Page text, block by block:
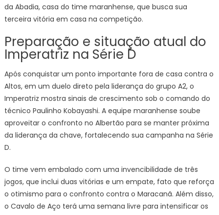
Informações
do
da
Série
da Abadia, casa do time maranhense, que busca sua
terceira vitória em casa na competição.
Preparação e situação atual do
Imperatriz na Série D
Após conquistar um ponto importante fora de casa contra o
Altos, em um duelo direto pela liderança do grupo A2, o
Imperatriz mostra sinais de crescimento sob o comando do
técnico Paulinho Kobayashi. A equipe maranhense soube
aproveitar o confronto no Albertão para se manter próxima
da liderança da chave, fortalecendo sua campanha na Série
D.
O time vem embalado com uma invencibilidade de três
jogos, que inclui duas vitórias e um empate, fato que reforça
o otimismo para o confronto contra o Maracanã. Além disso,
o Cavalo de Aço terá uma semana livre para intensificar os